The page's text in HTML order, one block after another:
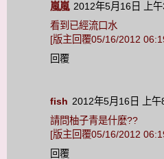
嵐嵐 2012年5月16日 上
看到已經流口水
[版主回覆05/16/2012
回覆
fish 2012年5月16日 上午
請問柚子青是什麼??
[版主回覆05/16/2012
回覆